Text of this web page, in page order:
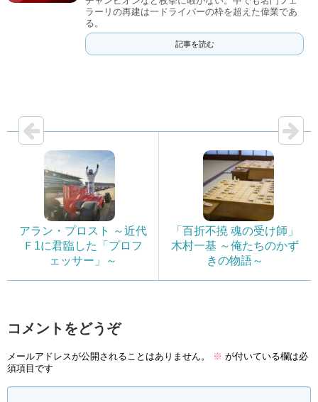
ラーリの再建は一ドライバーの枠を超えた偉業であ
る。
記事を読む
アラン・プロスト ～近代
Ｆ1に君臨した「プロフ
ェッサー」～
「百折不撓 魂の受け師」
木村一基 ～俺たちのかず
きの物語～
コメントをどうぞ
メールアドレスが公開されることはありません。 ※ が付いている欄は必
須項目です